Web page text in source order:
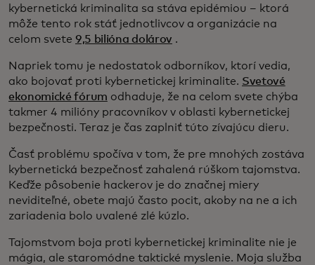
kybernetická kriminalita sa stáva epidémiou – ktorá
môže tento rok stáť jednotlivcov a organizácie na
celom svete 9,5 bilióna dolárov .
Napriek tomu je nedostatok odborníkov, ktorí vedia,
ako bojovať proti kybernetickej kriminalite. Svetové
ekonomické fórum odhaduje, že na celom svete chýba
takmer 4 milióny pracovníkov v oblasti kybernetickej
bezpečnosti. Teraz je čas zaplniť túto zívajúcu dieru.
Časť problému spočíva v tom, že pre mnohých zostáva
kybernetická bezpečnosť zahalená rúškom tajomstva.
Keďže pôsobenie hackerov je do značnej miery
neviditeľné, obete majú často pocit, akoby na ne a ich
zariadenia bolo uvalené zlé kúzlo.
Tajomstvom boja proti kybernetickej kriminalite nie je
mágia, ale staromódne taktické myslenie. Moja služba